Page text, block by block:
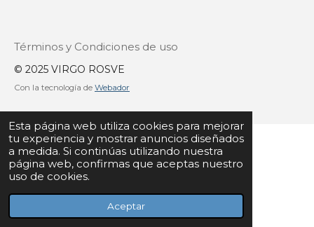
Esta página web utiliza cookies para mejorar
tu experiencia y mostrar anuncios diseñados
a medida. Si continúas utilizando nuestra
página web, confirmas que aceptas nuestro
uso de cookies.
Aceptar
Términos y Condiciones de uso
© 2025 VIRGO ROSVE
Con la tecnología de Webador